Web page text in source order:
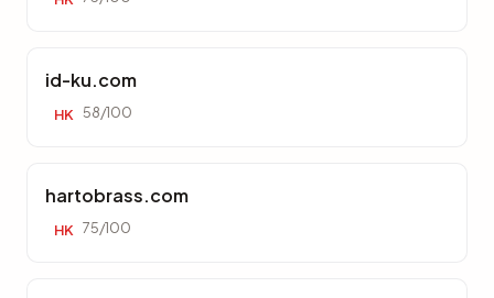
id-ku.com
HK 58/100
hartobrass.com
HK 75/100